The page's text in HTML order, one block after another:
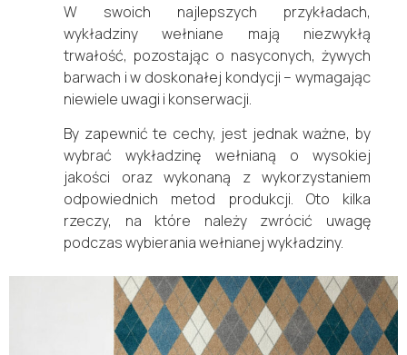
W swoich najlepszych przykładach,
wykładziny wełniane mają niezwykłą
trwałość, pozostając o nasyconych, żywych
barwach i w doskonałej kondycji – wymagając
niewiele uwagi i konserwacji.
By zapewnić te cechy, jest jednak ważne, by
wybrać wykładzinę wełnianą o wysokiej
jakości oraz wykonaną z wykorzystaniem
odpowiednich metod produkcji. Oto kilka
rzeczy, na które należy zwrócić uwagę
podczas wybierania wełnianej wykładziny.